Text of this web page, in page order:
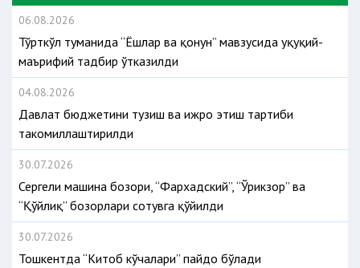
06.08.2026
Тўрткўл туманида “Ёшлар ва қонун” мавзусида ҳуқуқий-
маърифий тадбир ўтказилди
04.08.2026
Давлат бюджетини тузиш ва ижро этиш тартиби
такомиллаштирилди
30.07.2026
Сергели машина бозори, “Фархадский”, “Ўрикзор” ва
“Қўйлиқ” бозорлари сотувга қўйилди
30.07.2026
Тошкентда “Китоб кўчалари” пайдо бўлади